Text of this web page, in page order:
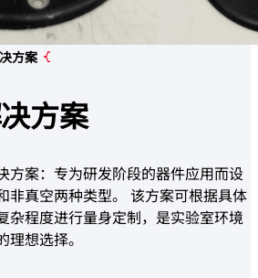
方案
方案
方案：专为研发阶段的器件应用而设
非真空两种类型。 该方案可根据具体
杂程度进行量身定制，是实验室环境
想选择。